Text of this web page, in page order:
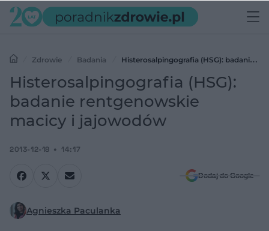
Zdrowie Badania
Histerosalpingografia (HSG): badanie
rentgenowskie macicy i jajowodów
Histerosalpingografia (HSG):
badanie rentgenowskie
macicy i jajowodów
2013-12-18 14:17
Dodaj do Google
Agnieszka Paculanka